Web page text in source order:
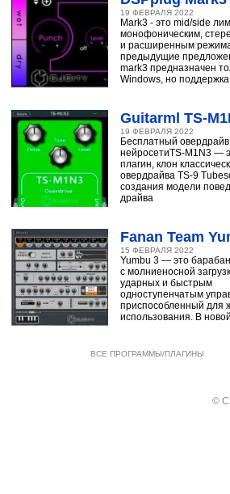
19 ФЕВРАЛЯ 2022
Mark3 - это mid/side
монофоническим,
и расширенным
предыдущие
mark3 предназначен
Windows, но поддержка
Guitarml TS-
19 ФЕВРАЛЯ 2022
Бесплатный
нейросетиTS-M1N3 —
плагин, клон
овердрайва TS-9
создания модели
драйва
Fanan Team
15 ФЕВРАЛЯ 2022
Yumbu 3 — это
с молниеносной
ударных и быстрым
одноступенчатым
приспособленный для
использования. В
ВСЕ ПРОГРАММЫ/ПЛАГИНЫ
©